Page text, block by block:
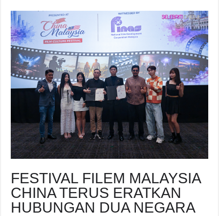
FESTIVAL FILEM MALAYSIA
CHINA TERUS ERATKAN
HUBUNGAN DUA NEGARA